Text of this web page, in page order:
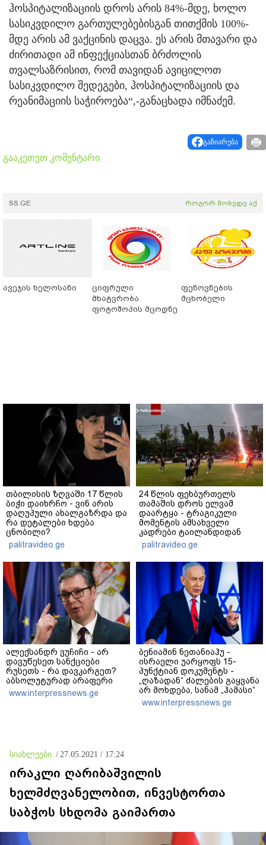
ჰოსპიტალიზაციის დროს არის 84%-მდე, ხოლო
სასიკვდილო გართულებებისგან თითქმის 100%-
მდე არის ამ ვაქცინის დაცვა. ეს არის მთავარი და
ძირითადი ამ ინფექციასთან ბრძოლის
თვალსაზრისით, რომ თავიდან ავიცილოთ
სასიკვდილო შედეგები, ჰოსპიტალიზაციის და
რეანიმაციის საჭიროება“,-განაცხადა იმნაძემ.
გაზიარება
გააკეთეთ კომენტარი
SS.GE როგორ მოხვდე აქ
ავეჯის ხელოსანი
ციფრული
მხატვრობა
ფოტოშოპის მცოდნე
ფენოვნების
მცხობელი
თბილისის ზღვაში 17 წლის
ბიჭი დაიხრჩო - ვინ არის
დაღუპული ახალგაზრდა და
რა დეტალები ხდება
ცნობილი?
palitravideo.ge
24 წლის ფეხბურთელს
თამაშის დროს ელვამ
დაარტყა - ტრაგიკული
მომენტის ამსახველი
კადრები ტაილანდიდან
მედიაში ვრცელდება
palitravideo.ge
ალექსანდრ ვუჩიჩი - არ
დავუწესეთ სანქციები
რუსეთს - რა დავკარგეთ?
აბსოლუტურად არაფერი
www.interpressnews.ge
ბენიამინ ნეთანიაჰუ -
ისრაელი უარყოფს 15-
პუნქტიან დოკუმენტს -
„ღაზადან“ ძალების გაყვანა
არ მოხდება, სანამ „ჰამასი“
ნამდვილად არ
განიარაღდება
www.interpressnews.ge
სიახლეები / 27.05.2021 / 17:24
ირაკლი ღარიბაშვილის
ხელმძღვანელობით, ინვესტორთა
საბჭოს სხდომა გაიმართა